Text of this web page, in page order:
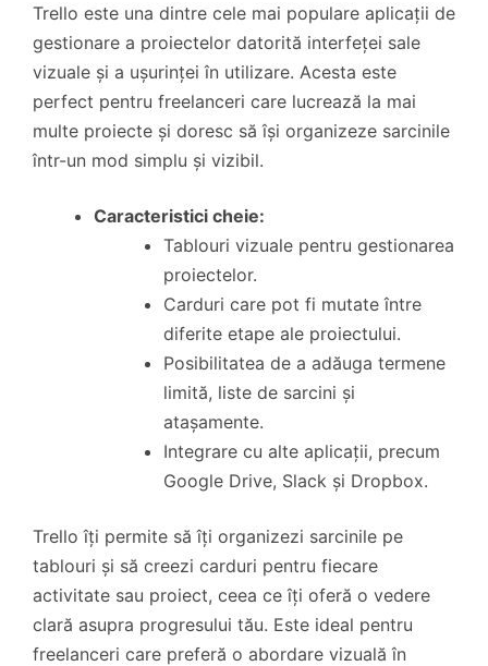
Trello este una dintre cele mai populare aplicații de
gestionare a proiectelor datorită interfeței sale
vizuale și a ușurinței în utilizare. Acesta este
perfect pentru freelanceri care lucrează la mai
multe proiecte și doresc să își organizeze sarcinile
într-un mod simplu și vizibil.
Caracteristici cheie:
Tablouri vizuale pentru gestionarea
proiectelor.
Carduri care pot fi mutate între
diferite etape ale proiectului.
Posibilitatea de a adăuga termene
limită, liste de sarcini și
atașamente.
Integrare cu alte aplicații, precum
Google Drive, Slack și Dropbox.
Trello îți permite să îți organizezi sarcinile pe
tablouri și să creezi carduri pentru fiecare
activitate sau proiect, ceea ce îți oferă o vedere
clară asupra progresului tău. Este ideal pentru
freelanceri care preferă o abordare vizuală în